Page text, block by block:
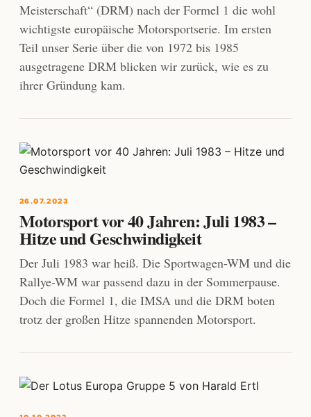
Meisterschaft“ (DRM) nach der Formel 1 die wohl
wichtigste europäische Motorsportserie. Im ersten
Teil unser Serie über die von 1972 bis 1985
ausgetragene DRM blicken wir zurück, wie es zu
ihrer Gründung kam.
26.07.2023
Motorsport vor 40 Jahren: Juli 1983 –
Hitze und Geschwindigkeit
Der Juli 1983 war heiß. Die Sportwagen-WM und die
Rallye-WM war passend dazu in der Sommerpause.
Doch die Formel 1, die IMSA und die DRM boten
trotz der großen Hitze spannenden Motorsport.